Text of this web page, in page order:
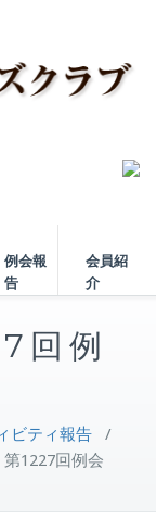
例会報
告
会員紹
介
回例
ビティ報告 /
1227回例会